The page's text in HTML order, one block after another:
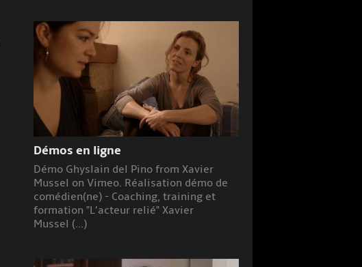
Démos en ligne
Démo Ghyslain del Pino from Xavier
Mussel on Vimeo. Réalisation démo de
comédien(ne) - Coaching, training et
formation "L’acteur relié" Xavier
Mussel (...)